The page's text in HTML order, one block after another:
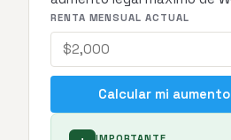
RENTA MENSUAL ACTUAL
Calcular mi